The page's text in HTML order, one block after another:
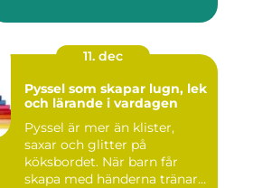
11. dec
Pyssel som skapar lugn, lek
och lärande i vardagen
Pyssel är mer än klister,
saxar och glitter på
köksbordet. När barn får
skapa med händerna tränar